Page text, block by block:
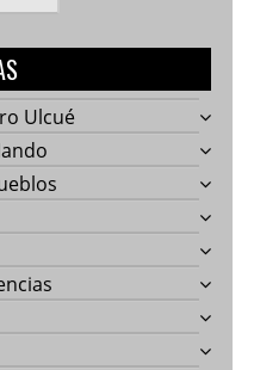
Ulcué